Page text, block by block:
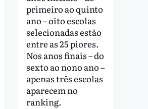
primeiro ao quinto
ano – oito escolas
selecionadas estão
entre as 25 piores.
Nos anos finais – do
sexto ao nono ano –
apenas três escolas
aparecem no
ranking.